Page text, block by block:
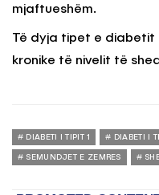
mjaftueshëm.
Të dyja tipet e diabetit
kronike të nivelit të
DIABETI I TIPIT 1 DIABETI I
SEMUNDJET E ZEMRES